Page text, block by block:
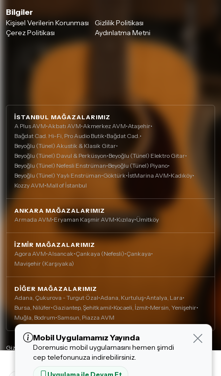
7,648.00 TL
Bilgiler
Kişisel Verilerin Korunması
Gizlilik Politikası
Çerez Politikası
Aydınlatma Metni
İSTANBUL MAĞAZALARIMIZ
A Plus AVM•Akbatı AVM•Akmerkez AVM•Ataşehir•
Bağdat Cad. Hi-Fi, Pro Audio Butik•Bağdat Cad.•
Beyoğlu (Tünel) Akustik & Klasik Gitar•
Beyoğlu (Tünel) Davul & Perküsyon•Beyoğlu (Tünel) Elektro Gitar•
Beyoğlu (Tünel) Nefesli Enstrüman•Beyoğlu (Tünel) Piyano•
Beyoğlu (Tünel) Yaylı Enstrüman•Göktürk•İstMarina AVM•Kadıköy•
Kozzy AVM•Mall of İstanbul
ANKARA MAĞAZALARIMIZ
Armada AVM•Eryaman Kaşmir AVM•Kızılay•Ümitköy
İZMIR MAĞAZALARIMIZ
Agora AVM•Alsancak•Çankaya (Nefesli)•Çankaya•
Mavişehir (Karşıyaka)
DIĞER MAĞAZALARIMIZ
Adana, Çukurova - Turgut Özal•Adana, Kurtuluş•Antalya, Lara•
Bursa, Nilüfer•Gaziantep, Şehitkamil•Kocaeli, İzmit•Mersin, Yenişehir•
Muğla, Bodrum•Samsun, Piazza AVM
Gizlilik Politikası
Çerez Politikası
Kişisel Verilerin Korunması
Çerez Kullanımı
Alışveriş deneyiminizi iyileştirmek için yasal
düzenlemelere uygun çerezler (cookie)
kullanıyoruz. Detaylı bilgiyeÇerez Politikası
Mobil Uygulamamız Yayında
Doremusic mobil uygulamasını hemen şimdi
cep telefonunuza indirebilirsiniz.